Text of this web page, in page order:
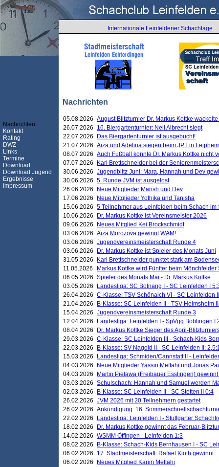
Internationale Leinfeldener Schachtage
Nachrichten
Nachrichten
Kontakt
Rating
DWZ
Links
Termine
Download
Download Jugend
Ergebnisse
Impressum
05.08.2026 August Blitzturnier Dr. Markus Kottke
26.07.2026
16. Biergartenturnier: Neil Albrecht siegt
22.07.2026
Das Biergartenturnier ist ausgebucht!
21.07.2026 Aiza und Adelina siegen beim JPT in
08.07.2026 Auch Fußball konnte Dr. Markus Kottke nicht
07.07.2026
Karl Brettschneider bei der
30.06.2026 Jugendblitz Juni: Mara, Hannah und Dev
30.06.2026 5. Runde JVM ist ausgelost
26.06.2026
Neue Mitglieder Marish und Dev
17.06.2026
Neue Mitglieder Yothika und Tanisha
15.06.2026 5 Teilnehmer aus Leinfelden beim Schach
10.06.2026
Dr. Markus Kottke ist Vereinsmeister 2026
09.06.2026
Neues Mitglied Kei Brockschmidt
03.06.2026 Aiza Morozova gewinnt WAM!
03.06.2026 Jugendvereinsmeisterschaft Runde 4
03.06.2026
Dr. Markus Kottke ist Spieler des Monats Juni
31.05.2026
Karl Brettschneider punktet stark am
11.05.2026
Markus Kottke wird Fünfter beim
06.05.2026 Spieler des Monats Mai - Dr. Markus Kottke
03.05.2026
Landesliga: SC Botnang I - SC Leinfelden I
26.04.2026 C-Klasse: TSV Schönaich VI - SC Leinfelden
21.04.2026
B-Klasse: SC Leinfelden II - TSV Heimsheim
15.04.2026 Jugendvereinsmeisterschaft Runde 3
12.04.2026
Landesliga: Leinfelden I - SpVgg Böblingen I
08.04.2026
Dr. Markus Kottke Sieger des April-
29.03.2026 C-Klasse: SC Leinfelden III - Schach-Kids
22.03.2026
B-Klasse: SV Nagold II - SC Leinfelden II:
15.03.2026
Landesliga: Schmiden/Cannstatt II -
04.03.2026
Neue Mitglieder Yassin Meftahi und Jonas
04.03.2026
Martin Pielawa (Freibauer Esslingen)
03.03.2026 Schulschach: Hannah und Samuel werden
02.03.2026
B-Klasse: SC Leinfelden II - SC Stetten II 0:4
26.02.2026 JVM 2026 mit 20 Teilnehmern gestartet
26.02.2026 Ankündigung: 16.
22.02.2026
Landesliga: Leinfelden I - Stuttgarter
18.02.2026
Dr. Markus Kottke gewinnt das Februar-
14.02.2026 WSMM Öffingen - Leinfelden 1:3
08.02.2026
B-Klasse: Schach-Kids Bernhausen I - SC
06.02.2026
17. Stadtmeisterschaft: Rafael Kloth gewinnt
06.02.2026
Neues Mitglied Karim Meftahi